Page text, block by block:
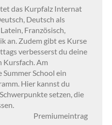
das Kurpfalz Internat
Deutsch als
Französisch,
an. Zudem gibt es Kurse
verbesserst du deine
Kursfach. Am
School ein
Hier kannst du
setzen, die
Premiumeintrag